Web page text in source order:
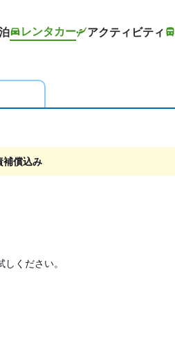
レンタカー アクティビティ
補償込み
ください。